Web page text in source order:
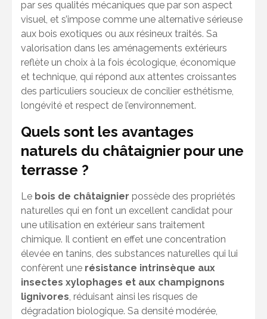
par ses qualités mécaniques que par son aspect
visuel, et s’impose comme une alternative sérieuse
aux bois exotiques ou aux résineux traités. Sa
valorisation dans les aménagements extérieurs
reflète un choix à la fois écologique, économique
et technique, qui répond aux attentes croissantes
des particuliers soucieux de concilier esthétisme,
longévité et respect de l’environnement.
Quels sont les avantages
naturels du châtaignier pour une
terrasse ?
Le bois de châtaignier possède des propriétés
naturelles qui en font un excellent candidat pour
une utilisation en extérieur sans traitement
chimique. Il contient en effet une concentration
élevée en tanins, des substances naturelles qui lui
confèrent une résistance intrinsèque aux
insectes xylophages et aux champignons
lignivores, réduisant ainsi les risques de
dégradation biologique. Sa densité modérée,